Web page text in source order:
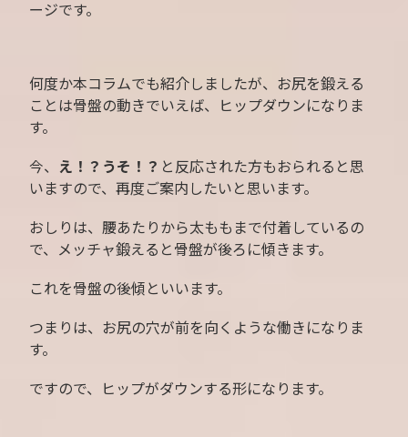
ージです。
何度か本コラムでも紹介しましたが、お尻を鍛える
ことは骨盤の動きでいえば、ヒップダウンになりま
す。
今、 え！？うそ！？ と反応された方もおられると思
いますので、再度ご案内したいと思います。
おしりは、腰あたりから太ももまで付着しているの
で、メッチャ鍛えると骨盤が後ろに傾きます。
これを骨盤の後傾といいます。
つまりは、お尻の穴が前を向くような働きになりま
す。
ですので、ヒップがダウンする形になります。